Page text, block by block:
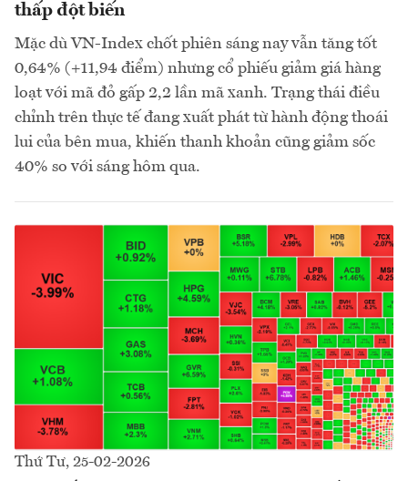
thấp đột biến
Mặc dù VN-Index chốt phiên sáng nay vẫn tăng tốt
0,64% (+11,94 điểm) nhưng cổ phiếu giảm giá hàng
loạt với mã đỏ gấp 2,2 lần mã xanh. Trạng thái điều
chỉnh trên thực tế đang xuất phát từ hành động thoái
lui của bên mua, khiến thanh khoản cũng giảm sốc
40% so với sáng hôm qua.
Thứ Tư, 25-02-2026